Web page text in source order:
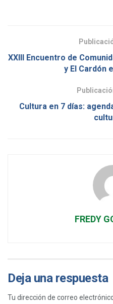
XXIII Encuentro de
y El Cardón
Cultura en 7 días:
FREDY
Deja una respuesta
Tu dirección de correo